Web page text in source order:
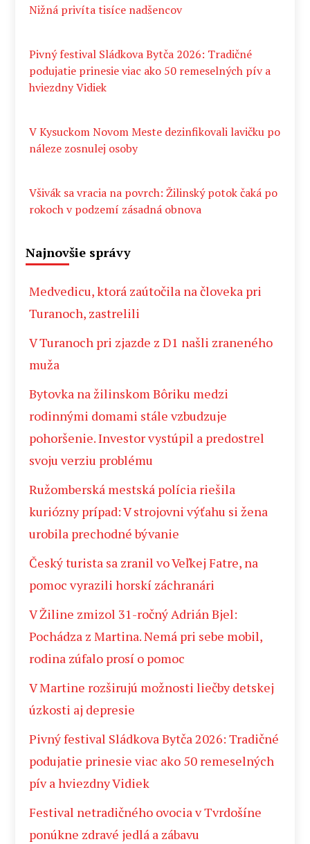
Nižná privíta tisíce nadšencov
Pivný festival Sládkova Bytča 2026: Tradičné
podujatie prinesie viac ako 50 remeselných pív a
hviezdny Vidiek
V Kysuckom Novom Meste dezinfikovali lavičku po
náleze zosnulej osoby
Všivák sa vracia na povrch: Žilinský potok čaká po
rokoch v podzemí zásadná obnova
Najnovšie správy
Medvedicu, ktorá zaútočila na človeka pri
Turanoch, zastrelili
V Turanoch pri zjazde z D1 našli zraneného
muža
Bytovka na žilinskom Bôriku medzi
rodinnými domami stále vzbudzuje
pohoršenie. Investor vystúpil a predostrel
svoju verziu problému
Ružomberská mestská polícia riešila
kuriózny prípad: V strojovni výťahu si žena
urobila prechodné bývanie
Český turista sa zranil vo Veľkej Fatre, na
pomoc vyrazili horskí záchranári
V Žiline zmizol 31-ročný Adrián Bjel:
Pochádza z Martina. Nemá pri sebe mobil,
rodina zúfalo prosí o pomoc
V Martine rozširujú možnosti liečby detskej
úzkosti aj depresie
Pivný festival Sládkova Bytča 2026: Tradičné
podujatie prinesie viac ako 50 remeselných
pív a hviezdny Vidiek
Festival netradičného ovocia v Tvrdošíne
ponúkne zdravé jedlá a zábavu